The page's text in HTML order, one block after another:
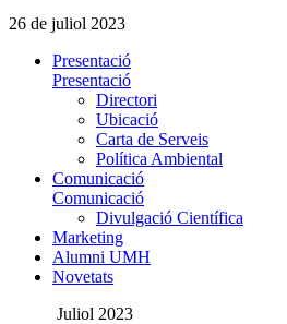
26 de juliol 2023
Presentació
Presentació
Directori
Ubicació
Carta de Serveis
Política Ambiental
Comunicació
Comunicació
Divulgació Científica
Marketing
Alumni UMH
Novetats
Juliol 2023